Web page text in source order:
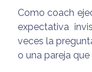
Como coach
expectativa
veces la
o una pareja